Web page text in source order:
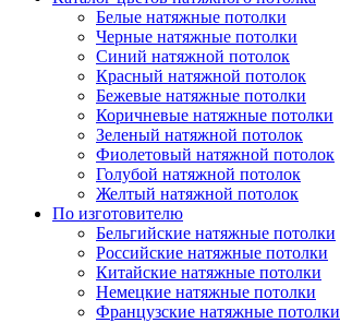
Белые натяжные потолки
Черные натяжные потолки
Синий натяжной потолок
Красный натяжной потолок
Бежевые натяжные потолки
Коричневые натяжные потолки
Зеленый натяжной потолок
Фиолетовый натяжной потолок
Голубой натяжной потолок
Желтый натяжной потолок
По изготовителю
Бельгийские натяжные потолки
Российские натяжные потолки
Китайские натяжные потолки
Немецкие натяжные потолки
Французские натяжные потолки